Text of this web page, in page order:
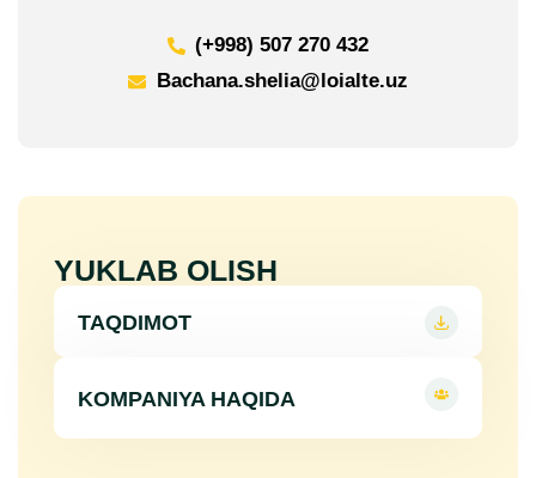
(+998) 507 270 432
Bachana.shelia@loialte.uz
YUKLAB OLISH
TAQDIMOT
KOMPANIYA HAQIDA